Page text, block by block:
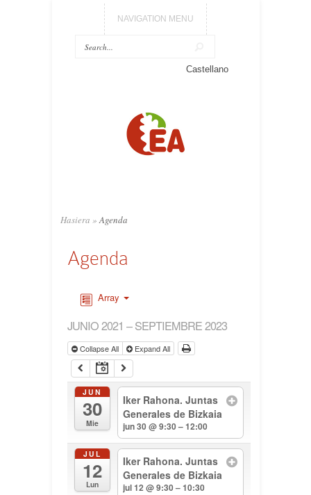
NAVIGATION MENU
Castellano
Hasiera » Agenda
Agenda
Array
JUNIO 2021 – SEPTIEMBRE 2023
Collapse All Expand All
JUN
30
Mie
Iker Rahona. Juntas
Generales de Bizkaia
jun 30 @ 9:30 – 12:00
JUL
12
Lun
Iker Rahona. Juntas
Generales de Bizkaia
jul 12 @ 9:30 – 10:30